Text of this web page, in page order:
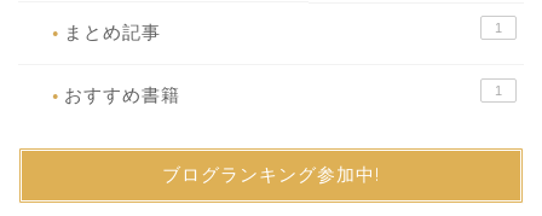
● まとめ記事 1
● おすすめ書籍 1
ブログランキング参加中!